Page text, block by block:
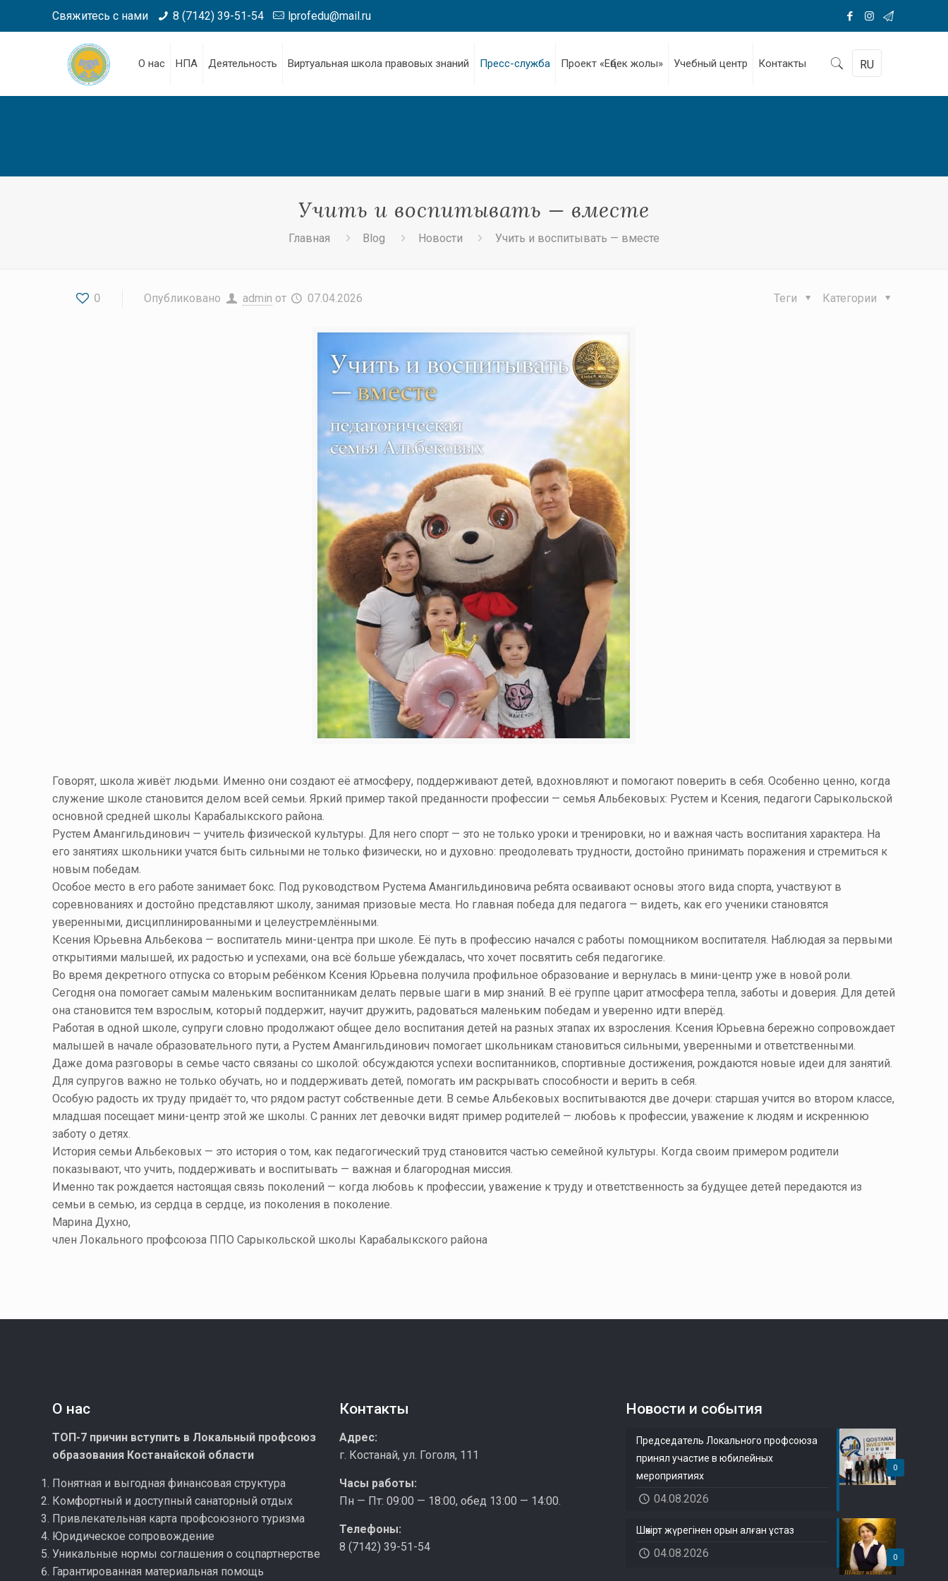
Свяжитесь с нами 8 (7142) 39-51-54 lprofedu@mail.ru
О нас НПА Деятельность Виртуальная школа правовых знаний Пресс-служба Проект «Еңбек жолы» Учебный центр Контакты RU
Учить и воспитывать — вместе
Главная Blog Новости Учить и воспитывать — вместе
0 Опубликовано admin от 07.04.2026 Категории
Теги
Говорят, школа живёт людьми. Именно они создают её атмосферу, поддерживают детей, вдохновляют и помогают поверить в себя. Особенно ценно, когда
служение школе становится делом всей семьи. Яркий пример такой преданности профессии — семьяАльбековых: Рустем и Ксения, педагоги Сарыкольской
основной средней школы Карабалыкского района.
Рустем Амангильдинович — учитель физической культуры. Для него спорт — это не только уроки и тренировки, но и важная часть воспитания характера. На
его занятиях школьники учатся быть сильными не только физически, но и духовно: преодолевать трудности, достойно принимать поражения и стремиться к
новым победам.
Особое место в его работе занимает бокс. Под руководством Рустема Амангильдиновича ребята осваивают основы этого вида спорта, участвуют в
соревнованиях и достойно представляют школу, занимая призовые места. Но главная победа для педагога — видеть, как его ученики становятся
уверенными, дисциплинированными и целеустремлёнными.
Ксения Юрьевна Альбекова — воспитатель мини-центра при школе. Её путь в профессию начался с работы помощником воспитателя. Наблюдая за первыми
открытиями малышей, их радостью и успехами, она всё больше убеждалась, что хочет посвятить себя педагогике.
Во время декретного отпуска со вторым ребёнком Ксения Юрьевна получила профильное образование и вернулась в мини-центр уже в новой роли.
Сегодня она помогает самым маленьким воспитанникам делать первые шаги в мир знаний. В её группе царит атмосфера тепла, заботы и доверия. Для детей
она становится тем взрослым, который поддержит, научит дружить, радоваться маленьким победам и уверенно идти вперёд.
Работая в одной школе, супруги словно продолжают общее дело воспитания детей на разных этапах их взросления. Ксения Юрьевна бережно сопровождает
малышей в начале образовательного пути, а Рустем Амангильдинович помогает школьникам становиться сильными, уверенными и ответственными.
Даже дома разговоры в семье часто связаны со школой: обсуждаются успехи воспитанников, спортивные достижения, рождаются новые идеи для занятий.
Для супругов важно не только обучать, но и поддерживать детей, помогать им раскрывать способности и верить в себя.
Особую радость их труду придаёт то, что рядом растут собственные дети. В семье Альбековых воспитываются две дочери: старшая учится во втором классе,
младшая посещает мини-центр этой же школы. С ранних лет девочки видят пример родителей — любовь к профессии, уважение к людям и искреннюю
заботу о детях.
История семьи Альбековых — это история о том, как педагогический труд становится частью семейной культуры. Когда своим примером родители
показывают, что учить, поддерживать и воспитывать — важная и благородная миссия.
Именно так рождается настоящая связь поколений — когда любовь к профессии, уважение к труду и ответственность за будущее детей передаются из
семьи в семью, из сердца в сердце, из поколения в поколение.
Марина Духно,
член Локального профсоюза ППО Сарыкольской школы Карабалыкского района
О нас
ТОП-7 причин вступить в Локальный профсоюз
образования Костанайской области
Понятная и выгодная финансовая структура
Комфортный и доступный санаторный отдых
Привлекательная карта профсоюзного туризма
Юридическое сопровождение
Уникальные нормы соглашения о соцпартнерстве
Гарантированная материальная помощь
Контакты
Адрес:
г. Костанай, ул. Гоголя, 111
Часы работы:
Пн — Пт: 09:00 — 18:00, обед 13:00 — 14:00.
Телефоны:
8 (7142) 39-51-54
Новости и события
0
Председатель Локального профсоюза
принял участие в юбилейных
мероприятиях
04.08.2026
0
Шәкірт жүрегінен орын алған ұстаз
04.08.2026